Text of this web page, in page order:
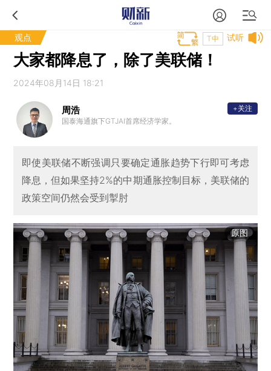
观点 试听
T中
大家都降息了，除了美联储！
2024年08月14日 18:21
周浩
国泰海通旗下GTJAI首席经济学家。
+关注
即使美联储不断强调只要确定通胀趋势下行即可考虑
降息，但如果坚持2%的中期通胀控制目标，美联储的
政策空间仍然会受到掣肘
原图